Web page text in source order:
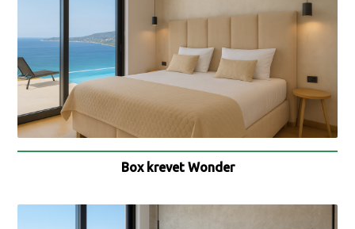
Box krevet Wonder